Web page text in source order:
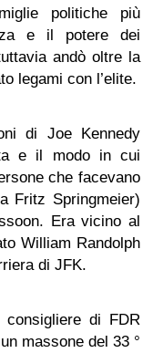
politiche più
e il potere dei
andò oltre la
legami con l’elite.
di Joe Kennedy
e il modo in cui
che facevano
Fritz Springmeier)
Era vicino al
William Randolph
di JFK.
di FDR
massone del 33 °